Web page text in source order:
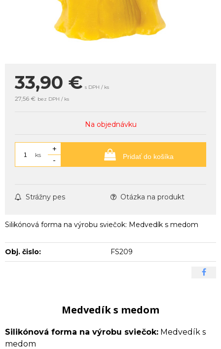
33,90 € s DPH / ks
27,56 € bez DPH / ks
Na objednávku
ks
+
-
Pridať do košíka
Strážny pes Otázka na produkt
Silikónová forma na výrobu sviečok: Medvedík s medom
Obj. čislo: FS209
Medvedík s medom
Silikónová forma na výrobu sviečok: Medvedík s
medom